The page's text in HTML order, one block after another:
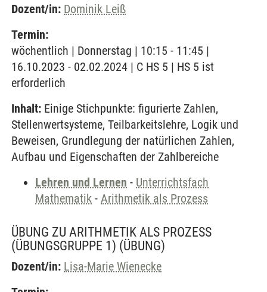
Dozent/in: Dominik Leiß
Termin:
wöchentlich | Donnerstag | 10:15 - 11:45 |
16.10.2023 - 02.02.2024 | C HS 5 | HS 5 ist
erforderlich
Inhalt: Einige Stichpunkte: figurierte Zahlen,
Stellenwertsysteme, Teilbarkeitslehre, Logik und
Beweisen, Grundlegung der natürlichen Zahlen,
Aufbau und Eigenschaften der Zahlbereiche
Lehren und Lernen - Unterrichtsfach
Mathematik - Arithmetik als Prozess
ÜBUNG ZU ARITHMETIK ALS PROZESS
(ÜBUNGSGRUPPE 1) (ÜBUNG)
Dozent/in: Lisa-Marie Wienecke